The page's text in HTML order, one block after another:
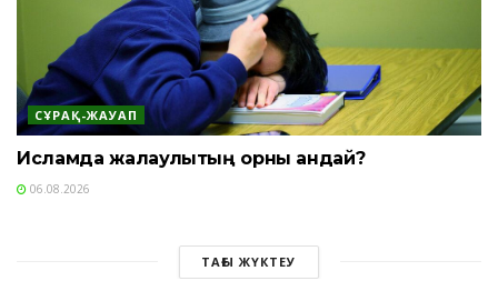
СҰРАҚ-ЖАУАП
Исламда жалқаулықтың орны қандай?
06.08.2026
ТАҒЫ ЖҮКТЕУ